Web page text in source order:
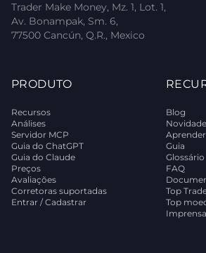
Trader Make Money, Mz. 1, Lot. 1,
Av. Bonampak, Sm. 6,
77500 Cancún, Q.R., Mexico
PRODUTO
Recursos
Análises
Servidor MCP
Guia do ChatGPT
Guia do Claude
Preços
Avaliações
Corretoras suportadas
Entrar / Cadastrar
Blog
Aprender
Guia
Glossário
FAQ
Top
Top